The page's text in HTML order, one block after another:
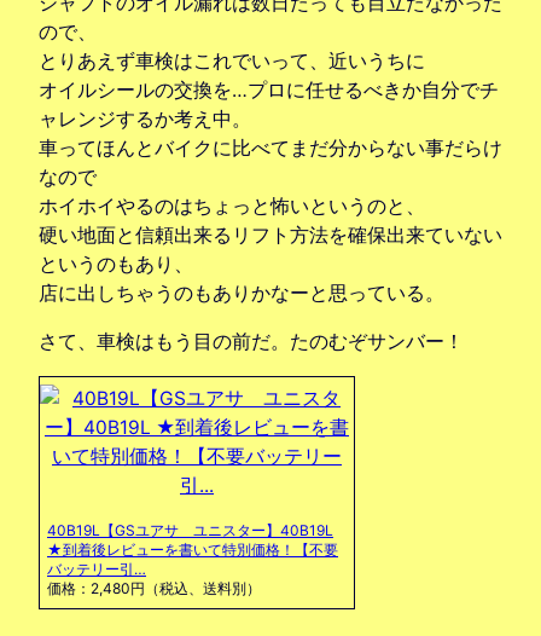
ので、
とりあえず車検はこれでいって、近いうちに
オイルシールの交換を…プロに任せるべきか自分でチ
ャレンジするか考え中。
車ってほんとバイクに比べてまだ分からない事だらけ
なので
ホイホイやるのはちょっと怖いというのと、
硬い地面と信頼出来るリフト方法を確保出来ていない
というのもあり、
店に出しちゃうのもありかなーと思っている。
さて、車検はもう目の前だ。たのむぞサンバー！
40B19L【GSユアサ ユニスター】40B19L
★到着後レビューを書いて特別価格！【不要
バッテリー引…
価格：2,480円（税込、送料別）